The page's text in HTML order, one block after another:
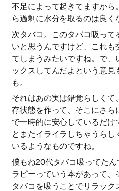
不足によって起きてますから
ら過剰に水分を取るのは良く
次タバコ。このタバコ吸って
いと思うんですけど、これ
てしまうみたいですね。で、
ックスしてんだよという意
も。
それはあの実は錯覚らしくて
存状態を作って、そこにさら
で一時的に安心しているだけ
とまたイライラしちゃうらし
いるようなものですね。
僕もね20代タバコ吸ってた
ラピーっていう本があって、
タバコを吸うことでリラック